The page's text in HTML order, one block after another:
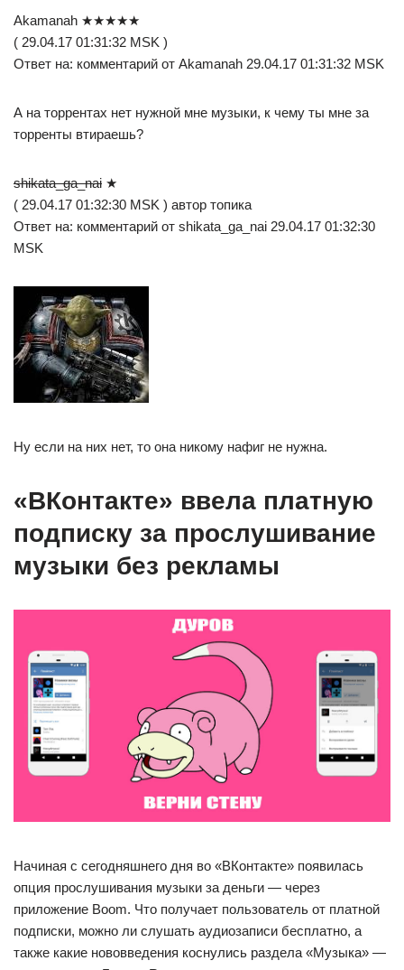
Akamanah ★★★★★
( 29.04.17 01:31:32 MSK )
Ответ на: комментарий от Akamanah 29.04.17 01:31:32 MSK
А на торрентах нет нужной мне музыки, к чему ты мне за
торренты втираешь?
shikata_ga_nai ★
( 29.04.17 01:32:30 MSK ) автор топика
Ответ на: комментарий от shikata_ga_nai 29.04.17 01:32:30
MSK
Ну если на них нет, то она никому нафиг не нужна.
«ВКонтакте» ввела платную
подписку за прослушивание
музыки без рекламы
Начиная с сегодняшнего дня во «ВКонтакте» появилась
опция прослушивания музыки за деньги — через
приложение Boom. Что получает пользователь от платной
подписки, можно ли слушать аудиозаписи бесплатно, а
также какие нововведения коснулись раздела «Музыка» —